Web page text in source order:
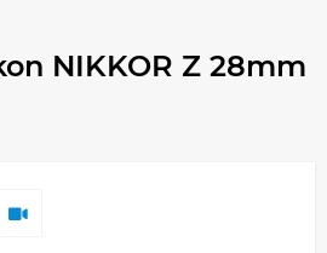
NIKKOR Z 28mm